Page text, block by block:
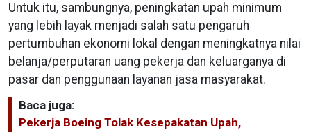
Untuk itu, sambungnya, peningkatan upah minimum
yang lebih layak menjadi salah satu pengaruh
pertumbuhan ekonomi lokal dengan meningkatnya nilai
belanja/perputaran uang pekerja dan keluarganya di
pasar dan penggunaan layanan jasa masyarakat.
Baca juga:
Pekerja Boeing Tolak Kesepakatan Upah,